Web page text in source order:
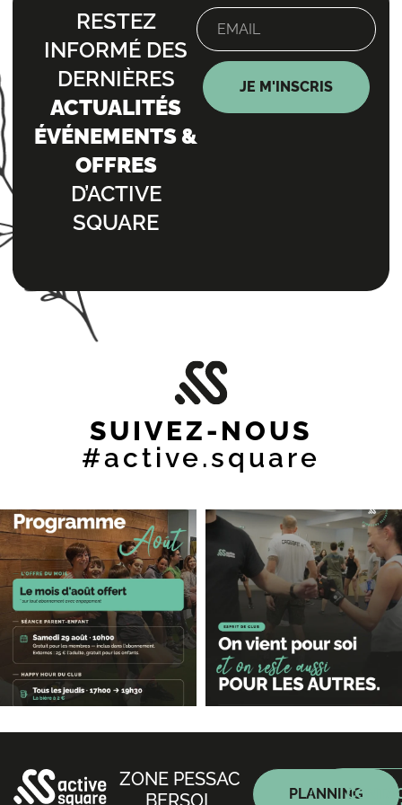
RESTEZ
INFORMÉ DES
DERNIÈRES
ACTUALITÉS
ÉVÉNEMENTS &
OFFRES
D’ACTIVE
SQUARE
JE M'INSCRIS
SUIVEZ-NOUS
#active.square
ZONE PESSAC
BERSOL
PLANNING